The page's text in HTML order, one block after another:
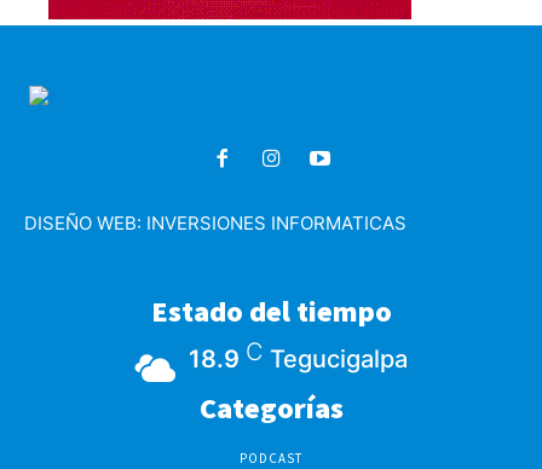
DISEÑO WEB: INVERSIONES INFORMATICAS
Estado del tiempo
18.9 C Tegucigalpa
Categorías
PODCAST